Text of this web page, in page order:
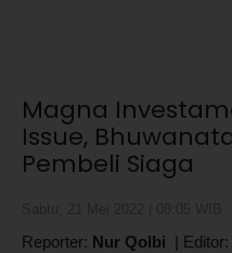
Magna
Issue,
Pembeli Siaga
Reporter: Nur Qolbi | Editor: